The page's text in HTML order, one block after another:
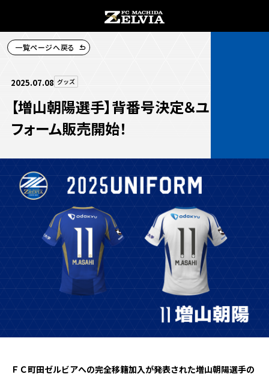
お知らせトップ
TOPチーム
試合情報
チケット
イベント
グッズ
メディア
試合情報
試合情報トップ
試合データ
試合日程・結果
観戦する
観戦するトップ
チケットを買う
チケット購入
チケット販売スケジュール
クラブを知る
ＦＣ町田ゼルビアについて
選手・スタッフ紹介
グッズを買う
一覧ページへ戻る
2025.07.08 グッズ
【増山朝陽選手】背番号決定＆ユニ
フォーム販売開始！
ＦＣ町田ゼルビアへの完全移籍加入が発表された増山朝陽選手の